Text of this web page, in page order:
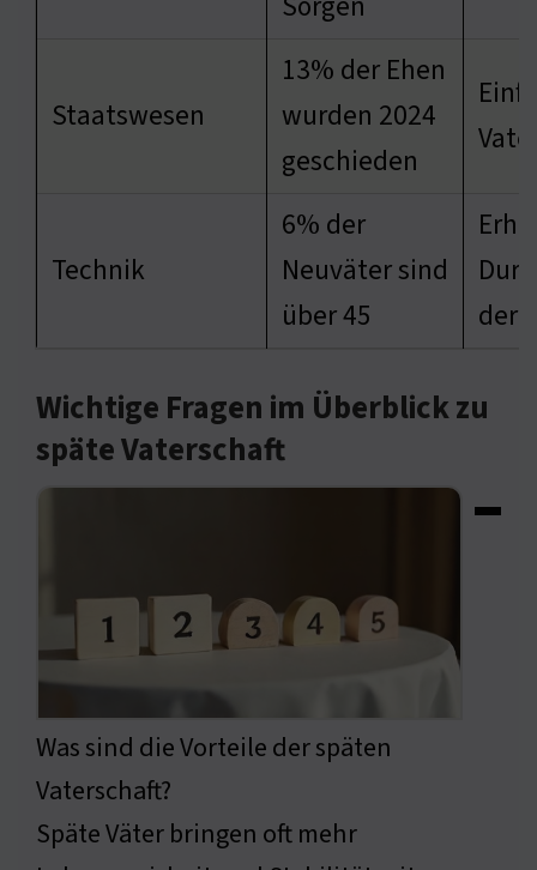
Staatswesen
13% der Ehen
wurden 2024
geschieden
Technik
6% der
Neuväter sind
über 45
der
Wichtige Fragen im Überblick zu
späte Vaterschaft
▬
Was sind die Vorteile der späten
Vaterschaft?
Späte Väter bringen oft mehr